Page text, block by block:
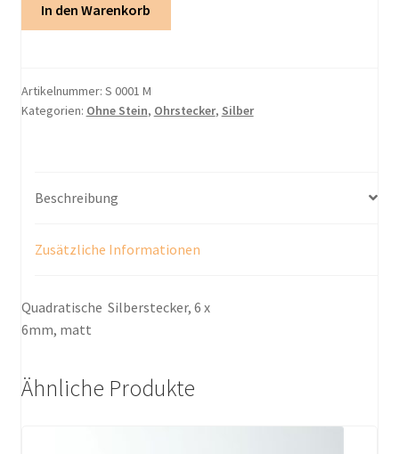
In den Warenkorb
Artikelnummer: S 0001 M
Kategorien: Ohne Stein, Ohrstecker, Silber
Beschreibung
Zusätzliche Informationen
Quadratische Silberstecker, 6 x
6mm, matt
Ähnliche Produkte